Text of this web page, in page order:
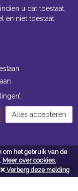
om het gebruik van de
Meer over cookies.
Verberg deze melding
u dat toestaat,
en niet toestaat.
Alles accepteren